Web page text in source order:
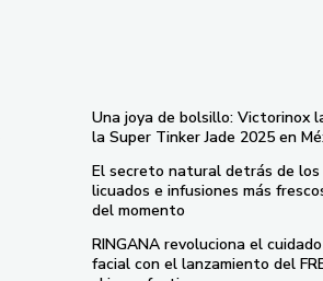
Una joya de bolsillo: Victorinox
la Super Tinker Jade 2025 en
El secreto natural detrás de los
licuados e infusiones más
del momento
RINGANA revoluciona el cuidado
facial con el lanzamiento del